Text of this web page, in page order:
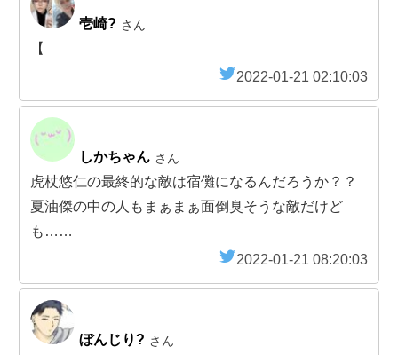
壱崎? さん
【
2022-01-21 02:10:03
しかちゃん さん
虎杖悠仁の最終的な敵は宿儺になるんだろうか？？
夏油傑の中の人もまぁまぁ面倒臭そうな敵だけど
も……
2022-01-21 08:20:03
ぼんじり? さん